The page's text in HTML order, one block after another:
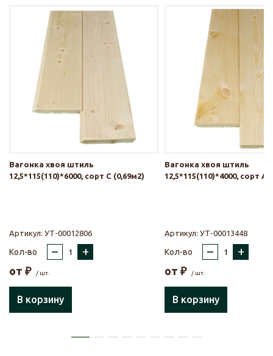
Вагонка хвоя штиль
12,5*115(110)*6000, сорт С (0,69м2)
Артикул: УТ-00012806
Кол-во – +
от ₽ / шт.
В корзину
Вагонка хвоя штиль
12,5*115(110)*4000, сорт
Артикул: УТ-00013448
Кол-во – +
от ₽ / шт.
В корзину